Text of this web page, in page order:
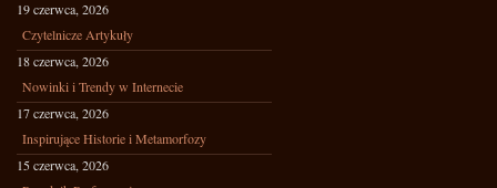
19 czerwca, 2026
Czytelnicze Artykuły
18 czerwca, 2026
Nowinki i Trendy w Internecie
17 czerwca, 2026
Inspirujące Historie i Metamorfozy
15 czerwca, 2026